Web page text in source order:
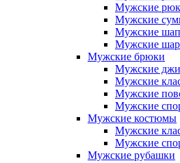
Мужские
Мужские
Мужские
Мужские
Мужские брюки
Мужские
Мужские
Мужские
Мужские
Мужские костюмы
Мужские
Мужские
Мужские рубашки